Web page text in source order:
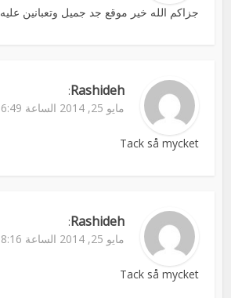
جزاكم الله خير موقع جد جميل وتعبانين عليه
Rashideh
:
مايو 25, 2014 الساعة 6:49 ص
Tack så mycket
Rashideh
:
مايو 25, 2014 الساعة 8:16 ص
Tack så mycket